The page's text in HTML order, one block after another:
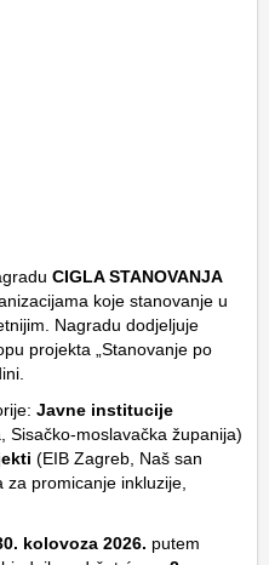
CIGLA STANOVANJA
koje stanovanje u
Nagradu dodjeljuje
projekta „Stanovanje po
Javne institucije
Sisačko-moslavačka županija)
(EIB Zagreb, Naš san
za promicanje inkluzije,
kolovoza 2026. putem